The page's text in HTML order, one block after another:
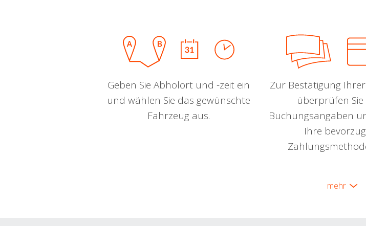
Geben Sie Abholort und -zeit ein
und wählen Sie das gewünschte
Fahrzeug aus.
Zur Bestätigung
überprüfen Sie
Buchungsangaben
Ihre
mehr